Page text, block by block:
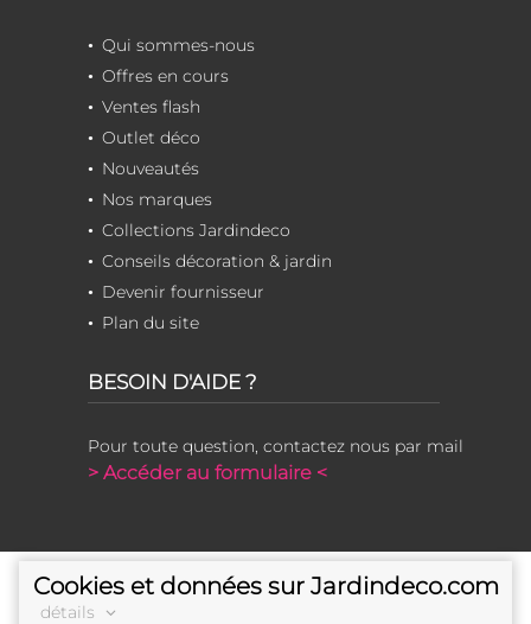
Qui sommes-nous
Offres en cours
Ventes flash
Outlet déco
Nouveautés
Nos marques
Collections Jardindeco
Conseils décoration & jardin
Devenir fournisseur
Plan du site
BESOIN D'AIDE ?
Pour toute question, contactez nous par mail
> Accéder au formulaire <
Cookies et données sur Jardindeco.com
détails